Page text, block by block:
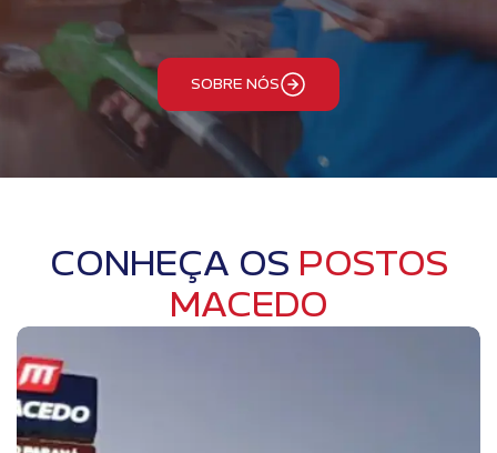
SOBRE NÓS
CONHEÇA OS POSTOS
MACEDO